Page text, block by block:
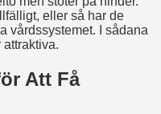
eller så har de
vårdssystemet. I sådana
Att Få